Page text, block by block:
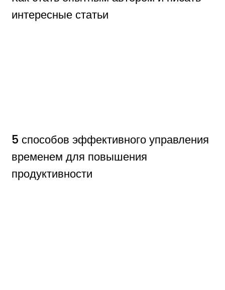
интересные статьи
5 способов эффективного управления
временем для повышения
продуктивности